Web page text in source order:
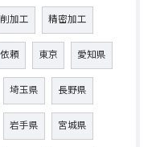
加工 精密加工
依頼 東京 愛知県
埼玉県 長野県
岩手県 宮城県